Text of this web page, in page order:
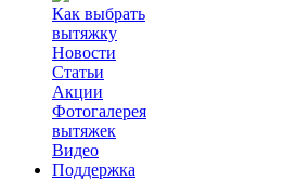
Как выбрать
вытяжку
Новости
Статьи
Акции
Фотогалерея
вытяжек
Видео
Поддержка